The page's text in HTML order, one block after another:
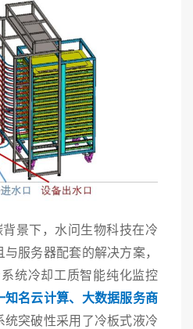
景下，水问生物科技在冷
服务器配套的解决方案，
统冷却工质智能纯化监控
知名云计算、大数据服务商
统突破性采用了冷板式液冷